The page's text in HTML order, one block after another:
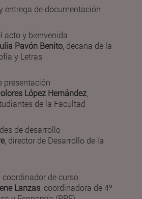
entrega de documentación
acto y bienvenida
Pavón Benito , decana de la
y Letras
presentación
López Hernández
de la Facultad
de desarrollo
, director de Desarrollo de la
coordinador de curso
Lanzas , coordinadora de 4º